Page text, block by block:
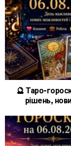
🔮 Таро-
рішень,